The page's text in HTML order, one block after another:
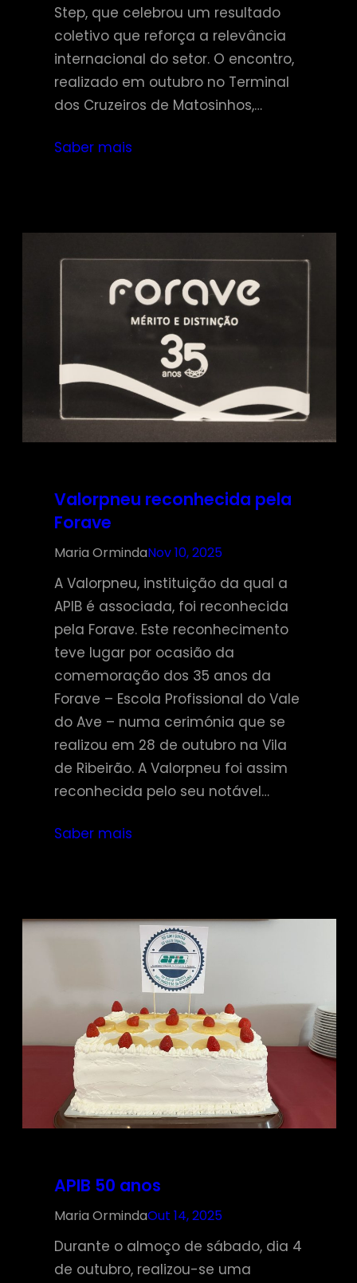
Step, que celebrou um resultado
coletivo que reforça a relevância
internacional do setor. O encontro,
realizado em outubro no Terminal
dos Cruzeiros de Matosinhos,…
Saber mais
Valorpneu reconhecida pela
Forave
Maria OrmindaNov 10, 2025
A Valorpneu, instituição da qual a
APIB é associada, foi reconhecida
pela Forave. Este reconhecimento
teve lugar por ocasião da
comemoração dos 35 anos da
Forave – Escola Profissional do Vale
do Ave – numa cerimónia que se
realizou em 28 de outubro na Vila
de Ribeirão. A Valorpneu foi assim
reconhecida pelo seu notável…
Saber mais
APIB 50 anos
Maria OrmindaOut 14, 2025
Durante o almoço de sábado, dia 4
de outubro, realizou-se uma